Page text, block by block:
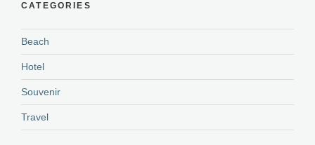
CATEGORIES
Beach
Hotel
Souvenir
Travel